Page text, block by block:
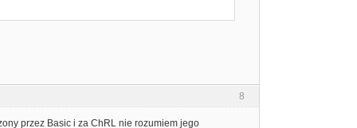
8
przez Basic i za ChRL nie rozumiem jego